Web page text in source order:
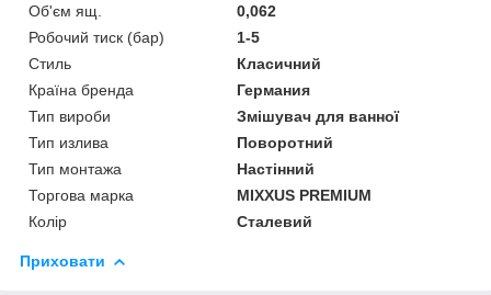
Об'єм ящ.
0,062
Робочий тиск (бар)
1-5
Стиль
Класичний
Країна бренда
Германия
Тип вироби
Змішувач для ванної
Тип излива
Поворотний
Тип монтажа
Настінний
Торгова марка
MIXXUS PREMIUM
Колір
Сталевий
Приховати